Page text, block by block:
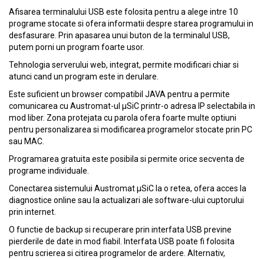
Afisarea terminalului USB este folosita pentru a alege intre 10
programe stocate si ofera informatii despre starea programului in
desfasurare. Prin apasarea unui buton de la terminalul USB,
putem porni un program foarte usor.
Tehnologia serverului web, integrat, permite modificari chiar si
atunci cand un program este in derulare.
Este suficient un browser compatibil JAVA pentru a permite
comunicarea cu Austromat-ul µSiC printr-o adresa IP selectabila in
mod liber. Zona protejata cu parola ofera foarte multe optiuni
pentru personalizarea si modificarea programelor stocate prin PC
sau MAC.
Programarea gratuita este posibila si permite orice secventa de
programe individuale.
Conectarea sistemului Austromat µSiC la o retea, ofera acces la
diagnostice online sau la actualizari ale software-ului cuptorului
prin internet.
O functie de backup si recuperare prin interfata USB previne
pierderile de date in mod fiabil. Interfata USB poate fi folosita
pentru scrierea si citirea programelor de ardere. Alternativ,